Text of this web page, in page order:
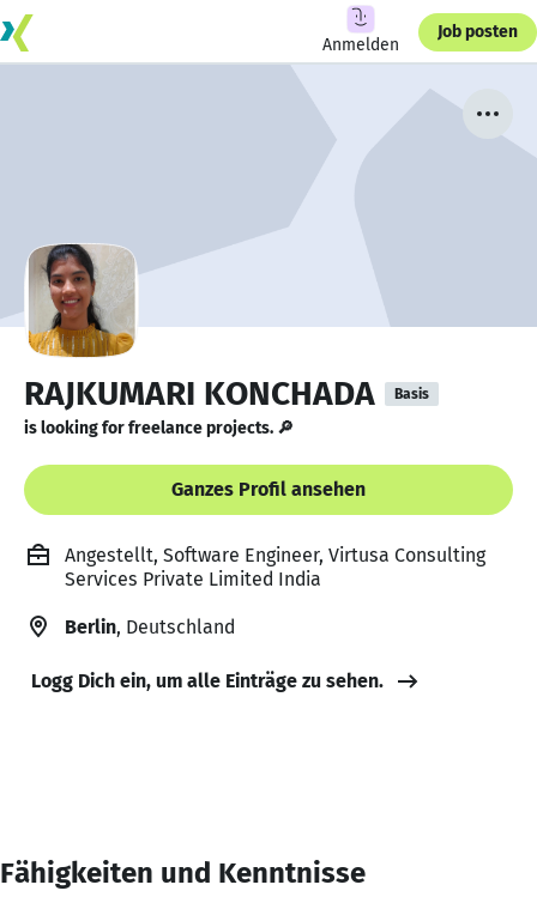
Anmelden
Job posten
RAJKUMARI KONCHADA Basis
is looking for freelance projects. 🔎
Ganzes Profil ansehen
Angestellt, Software Engineer, Virtusa Consulting
Services Private Limited India
Berlin, Deutschland
Logg Dich ein, um alle Einträge zu sehen.
Fähigkeiten und Kenntnisse